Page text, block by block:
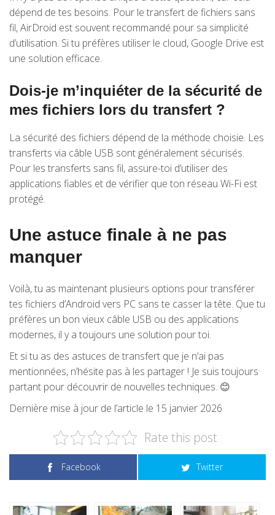
dépend de tes besoins. Pour le transfert de fichiers sans
fil, AirDroid est souvent recommandé pour sa simplicité
d’utilisation. Si tu préfères utiliser le cloud, Google Drive est
une solution efficace.
Dois-je m’inquiéter de la sécurité de
mes fichiers lors du transfert ?
La sécurité des fichiers dépend de la méthode choisie. Les
transferts via câble USB sont généralement sécurisés.
Pour les transferts sans fil, assure-toi d’utiliser des
applications fiables et de vérifier que ton réseau Wi-Fi est
protégé.
Une astuce finale à ne pas
manquer
Voilà, tu as maintenant plusieurs options pour transférer
tes fichiers d’Android vers PC sans te casser la tête. Que tu
préfères un bon vieux câble USB ou des applications
modernes, il y a toujours une solution pour toi.
Et si tu as des astuces de transfert que je n’ai pas
mentionnées, n’hésite pas à les partager ! Je suis toujours
partant pour découvrir de nouvelles techniques. 😊
Dernière mise à jour de l’article le 15 janvier 2026
Rate this post
Facebook Twitter